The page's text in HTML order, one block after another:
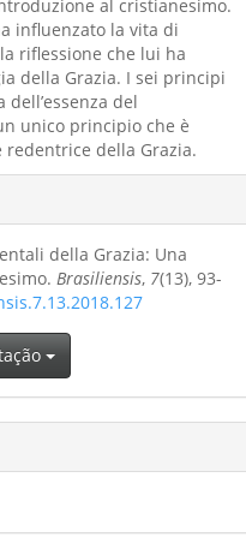
al cristianesimo.
influenzato la vita di
riflessione che lui ha
della Grazia. I sei principi
del
unico principio che è
redentrice della Grazia.
della Grazia: Una
Brasiliensis, 7(13), 93-